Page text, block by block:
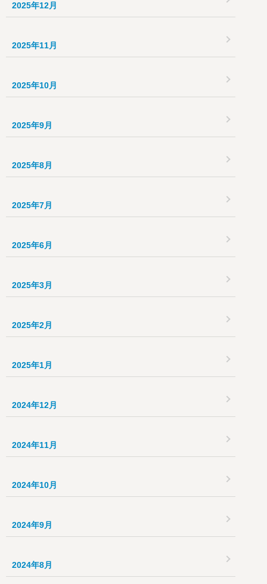
2025年12月
2025年11月
2025年10月
2025年9月
2025年8月
2025年7月
2025年6月
2025年3月
2025年2月
2025年1月
2024年12月
2024年11月
2024年10月
2024年9月
2024年8月